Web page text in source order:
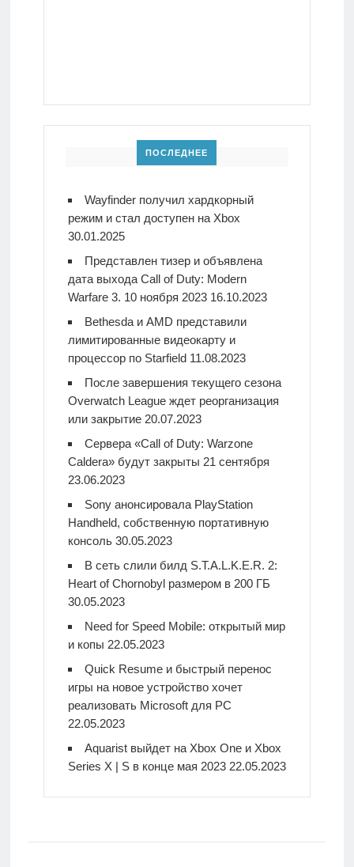
ПОСЛЕДНЕЕ
Wayfinder получил хардкорный
режим и стал доступен на Xbox
30.01.2025
Представлен тизер и объявлена
дата выхода Call of Duty: Modern
Warfare 3. 10 ноября 2023 16.10.2023
Bethesda и AMD представили
лимитированные видеокарту и
процессор по Starfield 11.08.2023
После завершения текущего сезона
Overwatch League ждет реорганизация
или закрытие 20.07.2023
Сервера «Call of Duty: Warzone
Caldera» будут закрыты 21 сентября
23.06.2023
Sony анонсировала PlayStation
Handheld, собственную портативную
консоль 30.05.2023
В сеть слили билд S.T.A.L.K.E.R. 2:
Heart of Chornobyl размером в 200 ГБ
30.05.2023
Need for Speed Mobile: открытый мир
и копы 22.05.2023
Quick Resume и быстрый перенос
игры на новое устройство хочет
реализовать Microsoft для PC
22.05.2023
Aquarist выйдет на Xbox One и Xbox
Series X | S в конце мая 2023 22.05.2023